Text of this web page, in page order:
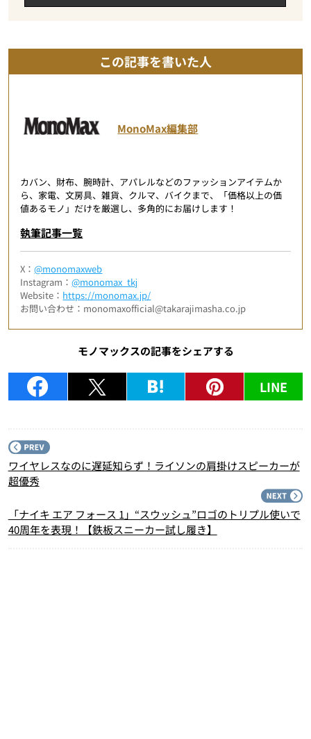
この記事を書いた人
MonoMax編集部
カバン、財布、腕時計、アパレルなどのファッションアイテムか
ら、家電、文房具、雑貨、クルマ、バイクまで、「価格以上の価
値あるモノ」だけを厳選し、多角的にお届けします！
執筆記事一覧
X：@monomaxweb
Instagram：@monomax_tkj
Website： https://monomax.jp/
お問い合わせ：monomaxofficial@takarajimasha.co.jp
モノマックスの記事をシェアする
LINE
ワイヤレスなのに遅延知らず！ライソンの肩掛けスピーカーが
超優秀
「ナイキ エア フォース 1」“スウッシュ”ロゴのトリプル使いで
40周年を表現！【鉄板スニーカー試し履き】